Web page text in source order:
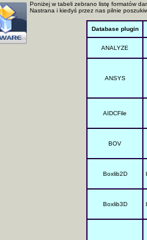
Poniżej w tabeli zebrano listę formatów
Nastrana i kiedyś przez nas pilnie
Database plugin
ANALYZE
ANSYS
AIDCFile
BOV
Boxlib2D
Boxlib3D